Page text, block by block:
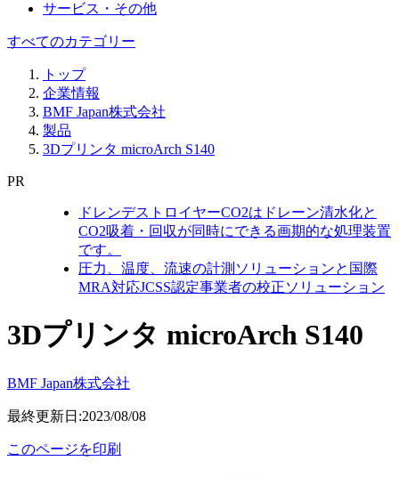
サービス・その他
すべてのカテゴリー
トップ
企業情報
BMF Japan株式会社
製品
3Dプリンタ microArch S140
PR
ドレンデストロイヤーCO2はドレーン清水化と
CO2吸着・回収が同時にできる画期的な処理装置
です。
圧力、温度、流速の計測ソリューションと国際
MRA対応JCSS認定事業者の校正ソリューション
3Dプリンタ microArch S140
BMF Japan株式会社
最終更新日:2023/08/08
このページを印刷